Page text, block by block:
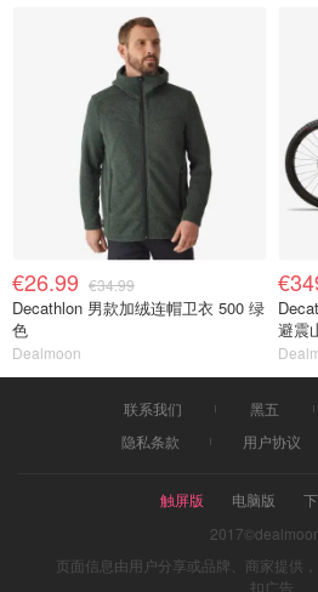
€26.99 €34.99
Decathlon 男款加绒连帽卫衣 500 绿
色
Dealmoon
避震
联系我们 黑五
隐私条款
用户协议
触屏版 电脑版
页面信息由用户分享或品牌、商家提供
扣广告